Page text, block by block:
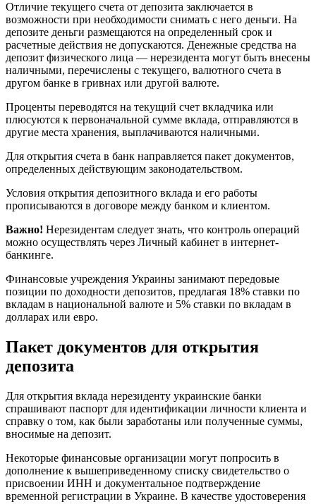
Отличие текущего счета от депозита заключается в
возможности при необходимости снимать с него деньги. На
депозите деньги размещаются на определенный срок и
расчетные действия не допускаются. Денежные средства на
депозит физического лица — нерезидента могут быть внесены
наличными, перечислены с текущего, валютного счета в
другом банке в гривнах или другой валюте.
Проценты переводятся на текущий счет вкладчика или
плюсуются к первоначальной сумме вклада, отправляются в
другие места хранения, выплачиваются наличными.
Для открытия счета в банк направляется пакет документов,
определенных действующим законодательством.
Условия открытия депозитного вклада и его работы
прописываются в договоре между банком и клиентом.
Важно! Нерезидентам следует знать, что контроль операций
можно осуществлять через Личный кабинет в интернет-
банкинге.
Финансовые учреждения Украины занимают передовые
позиции по доходности депозитов, предлагая 18% ставки по
вкладам в национальной валюте и 5% ставки по вкладам в
долларах или евро.
Пакет документов для открытия
депозита
Для открытия вклада нерезиденту украинские банки
спрашивают паспорт для идентификации личности клиента и
справку о том, как были заработаны или полученные суммы,
вносимые на депозит.
Некоторые финансовые организации могут попросить в
дополнение к вышеприведенному списку свидетельство о
присвоении ИНН и документальное подтверждение
временной регистрации в Украине. В качестве удостоверения